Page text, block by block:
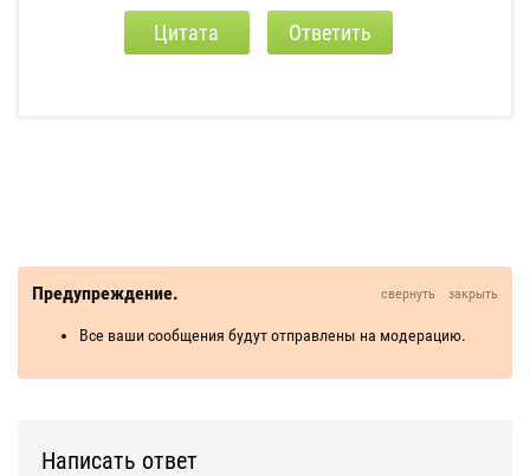
Цитата Ответить
Предупреждение. свернуть закрыть
Все ваши сообщения будут отправлены на модерацию.
Написать ответ